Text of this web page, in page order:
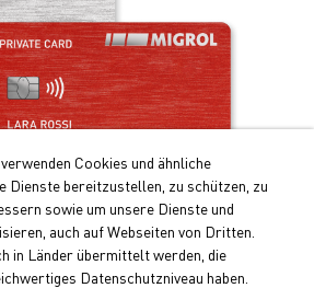
Blick:
Cookies und ähnliche
Dienste bereitzustellen, zu schützen, zu
sowie um unsere Dienste und
auch auf Webseiten von Dritten.
in Länder übermittelt werden, die
Datenschutzniveau haben.